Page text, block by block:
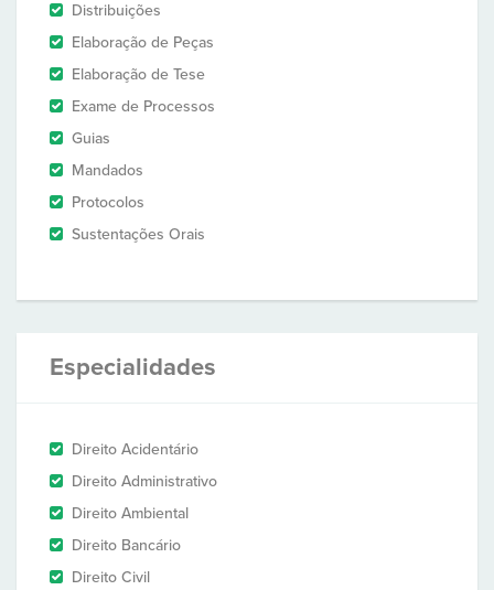
Distribuições
Elaboração de Peças
Elaboração de Tese
Exame de Processos
Guias
Mandados
Protocolos
Sustentações Orais
Especialidades
Direito Acidentário
Direito Administrativo
Direito Ambiental
Direito Bancário
Direito Civil